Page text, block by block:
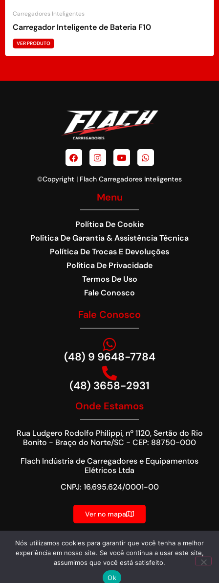
Carregadores Inteligentes
Carregador Inteligente de Bateria F10
VER PRODUTO
©Copyright | Flach Carregadores Inteligentes
Menu
Política De Cookie
Política De Garantia & Assistência Técnica
Política De Trocas E Devoluções
Política De Privacidade
Termos De Uso
Fale Conosco
Fale Conosco
(48) 9 9648-7784
(48) 3658-2931
Onde Estamos
Rua Ludgero Rodolfo Philippi, nº 1120, Sertão do Rio
Bonito - Braço do Norte/SC - CEP: 88750-000
Flach Indústria de Carregadores e Equipamentos
Elétricos Ltda
CNPJ: 16.695.624/0001-00
Ver no mapa
Desenvolvido por
Nós utilizamos cookies para garantir que você tenha a melhor
experiência em nosso site. Se você continua a usar este site,
assumimos que você está satisfeito.
Ok